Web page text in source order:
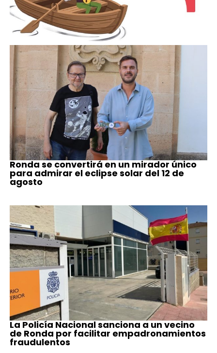
Ronda se convertirá en un mirador único
para admirar el eclipse solar del 12 de
agosto
La Policía Nacional sanciona a un vecino
de Ronda por facilitar empadronamientos
fraudulentos